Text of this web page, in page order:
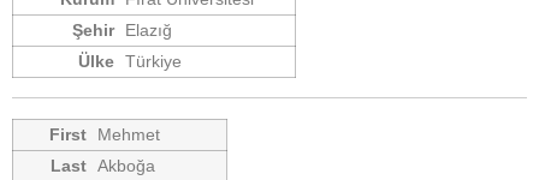
Elazığ
Türkiye
Mehmet
Akboğa